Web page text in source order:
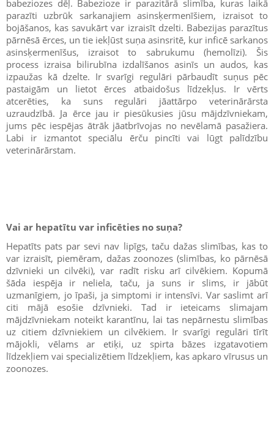
babeziozes dēļ. Babezioze ir parazitārā slimība, kuras laikā
parazīti uzbrūk sarkanajiem asinsķermenīšiem, izraisot to
bojāšanos, kas savukārt var izraisīt dzelti. Babezijas parazītus
pārnēsā ērces, un tie iekļūst suņa asinsritē, kur inficē sarkanos
asinsķermenīšus, izraisot to sabrukumu (hemolīzi). Šis
process izraisa bilirubīna izdalīšanos asinīs un audos, kas
izpaužas kā dzelte. Ir svarīgi regulāri pārbaudīt suņus pēc
pastaigām un lietot ērces atbaidošus līdzekļus. Ir vērts
atcerēties, ka suns regulāri jāattārpo veterinārārsta
uzraudzībā. Ja ērce jau ir piesūkusies jūsu mājdzīvniekam,
jums pēc iespējas ātrāk jāatbrīvojas no nevēlamā pasažiera.
Labi ir izmantot speciālu ērču pincīti vai lūgt palīdzību
veterinārārstam.
Vai ar hepatītu var inficēties no suņa?
Hepatīts pats par sevi nav lipīgs, taču dažas slimības, kas to
var izraisīt, piemēram, dažas zoonozes (slimības, ko pārnēsā
dzīvnieki un cilvēki), var radīt risku arī cilvēkiem. Kopumā
šāda iespēja ir neliela, taču, ja suns ir slims, ir jābūt
uzmanīgiem, jo īpaši, ja simptomi ir intensīvi. Var saslimt arī
citi mājā esošie dzīvnieki. Tad ir ieteicams slimajam
mājdzīvniekam noteikt karantīnu, lai tas nepārnestu slimības
uz citiem dzīvniekiem un cilvēkiem. Ir svarīgi regulāri tīrīt
mājokli, vēlams ar etiķi, uz spirta bāzes izgatavotiem
līdzekļiem vai specializētiem līdzekļiem, kas apkaro vīrusus un
zoonozes.